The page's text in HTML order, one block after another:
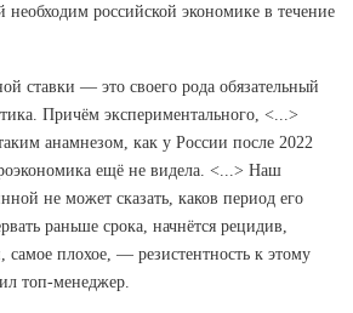
российской экономике в течение
ставки — это своего рода обязательный
Причём экспериментального, <...>
анамнезом, как у России после 2022
ещё не видела. <...> Наш
не может сказать, каков период его
раньше срока, начнётся рецидив,
плохое, — резистентность к этому
топ-менеджер.